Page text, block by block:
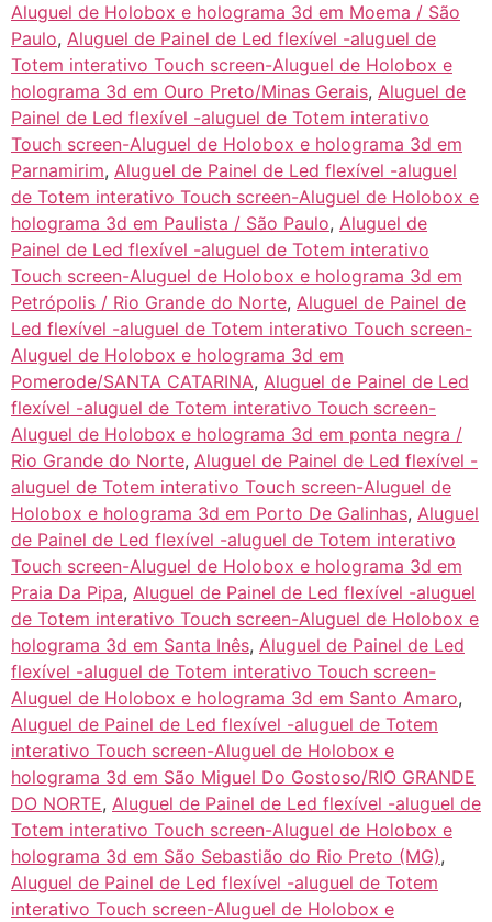
Aluguel de Holobox e holograma 3d em Moema / São
Paulo, Aluguel de Painel de Led flexível -aluguel de
Totem interativo Touch screen-Aluguel de Holobox e
holograma 3d em Ouro Preto/Minas Gerais, Aluguel de
Painel de Led flexível -aluguel de Totem interativo
Touch screen-Aluguel de Holobox e holograma 3d em
Parnamirim, Aluguel de Painel de Led flexível -aluguel
de Totem interativo Touch screen-Aluguel de Holobox e
holograma 3d em Paulista / São Paulo, Aluguel de
Painel de Led flexível -aluguel de Totem interativo
Touch screen-Aluguel de Holobox e holograma 3d em
Petrópolis / Rio Grande do Norte, Aluguel de Painel de
Led flexível -aluguel de Totem interativo Touch screen-
Aluguel de Holobox e holograma 3d em
Pomerode/SANTA CATARINA, Aluguel de Painel de Led
flexível -aluguel de Totem interativo Touch screen-
Aluguel de Holobox e holograma 3d em ponta negra /
Rio Grande do Norte, Aluguel de Painel de Led flexível -
aluguel de Totem interativo Touch screen-Aluguel de
Holobox e holograma 3d em Porto De Galinhas, Aluguel
de Painel de Led flexível -aluguel de Totem interativo
Touch screen-Aluguel de Holobox e holograma 3d em
Praia Da Pipa, Aluguel de Painel de Led flexível -aluguel
de Totem interativo Touch screen-Aluguel de Holobox e
holograma 3d em Santa Inês, Aluguel de Painel de Led
flexível -aluguel de Totem interativo Touch screen-
Aluguel de Holobox e holograma 3d em Santo Amaro,
Aluguel de Painel de Led flexível -aluguel de Totem
interativo Touch screen-Aluguel de Holobox e
holograma 3d em São Miguel Do Gostoso/RIO GRANDE
DO NORTE, Aluguel de Painel de Led flexível -aluguel de
Totem interativo Touch screen-Aluguel de Holobox e
holograma 3d em São Sebastião do Rio Preto (MG),
Aluguel de Painel de Led flexível -aluguel de Totem
interativo Touch screen-Aluguel de Holobox e